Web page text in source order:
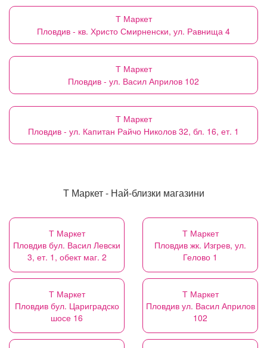
Т Маркет
Пловдив - кв. Христо Смирненски, ул. Равнища 4
Т Маркет
Пловдив - ул. Васил Априлов 102
Т Маркет
Пловдив - ул. Капитан Райчо Николов 32, бл. 16, ет. 1
Т Маркет - Най-близки магазини
Т Маркет
Пловдив бул. Васил Левски
3, ет. 1, обект маг. 2
Т Маркет
Пловдив жк. Изгрев, ул.
Гелово 1
Т Маркет
Пловдив бул. Цариградско
шосе 16
Т Маркет
Пловдив ул. Васил Априлов
102